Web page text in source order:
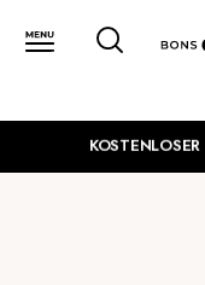
KOSTENLOSER